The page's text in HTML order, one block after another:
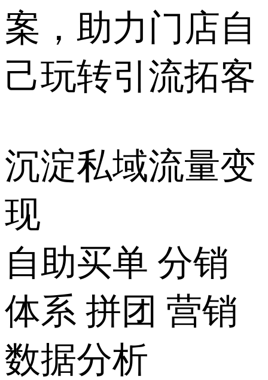
案，助力门店自
己玩转引流拓客
沉淀私域流量变
现
自助买单 分销
体系 拼团 营销
数据分析